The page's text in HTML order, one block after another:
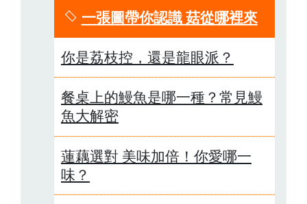
一張圖帶你認識 菇從哪裡來
你是荔枝控，還是龍眼派？
餐桌上的鰻魚是哪一種？常見鰻
魚大解密
蓮藕選對 美味加倍！你愛哪一
味？